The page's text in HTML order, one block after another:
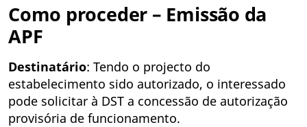
Como proceder – Emissão da
APF
Destinatário: Tendo o projecto do
estabelecimento sido autorizado, o interessado
pode solicitar à DST a concessão de autorização
provisória de funcionamento.